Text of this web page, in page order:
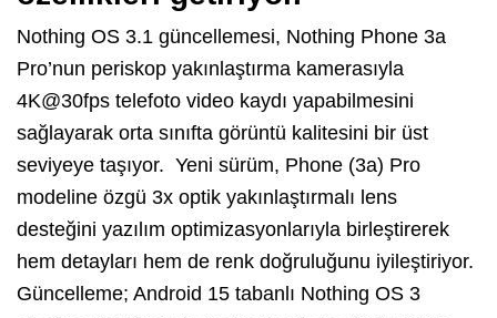
Nothing OS 3.1 güncellemesi, Nothing Phone 3a
Pro’nun periskop yakınlaştırma kamerasıyla
4K@30fps telefoto video kaydı yapabilmesini
sağlayarak orta sınıfta görüntü kalitesini bir üst
seviyeye taşıyor. Yeni sürüm, Phone (3a) Pro
modeline özgü 3x optik yakınlaştırmalı lens
desteğini yazılım optimizasyonlarıyla birleştirerek
hem detayları hem de renk doğruluğunu iyileştiriyor.
Güncelleme; Android 15 tabanlı Nothing OS 3